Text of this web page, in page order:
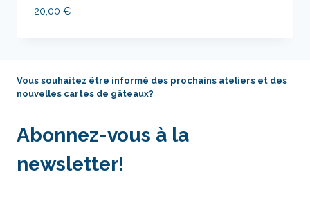
20,00 €
Vous souhaitez être informé des prochains ateliers et des
nouvelles cartes de gâteaux?
Abonnez-vous à la
newsletter!